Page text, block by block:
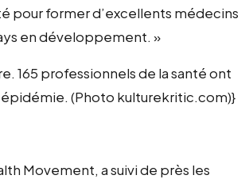
pour former d’excellents médecins
en développement. »
165 professionnels de la santé ont
(Photo kulturekritic.com)}
Movement, a suivi de près les